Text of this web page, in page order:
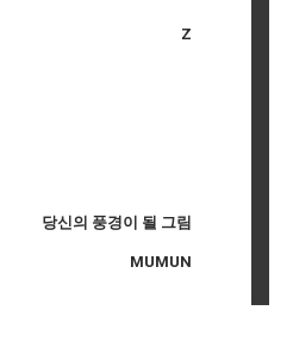
Z
당신의 풍경이 될 그림
MUMUN